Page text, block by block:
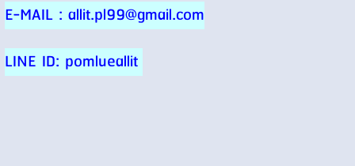
E-MAIL : allit.pl99@gmail.com
LINE ID: pomlueallit